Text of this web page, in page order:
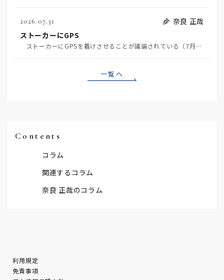
2026.07.31
奈良 正哉
ストーカーにGPS
ストーカーにGPSを着けさせることが議論されている（7月29日日経）。反対派は「ストーカーにも人権…
一覧へ
Contents
コラム
関連するコラム
奈良 正哉のコラム
利用規定
免責事項